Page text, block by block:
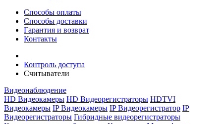
Способы оплаты
Способы доставки
Гарантия и возврат
Контакты
Контроль доступа
Считыватели
Видеонаблюдение
HD Видеокамеры HD Видеорегистраторы HDTVI
Видеокамеры IP Видеокамеры IP Видеорегистратор IP
Видеорегистраторы Гибридные видеорегистраторы